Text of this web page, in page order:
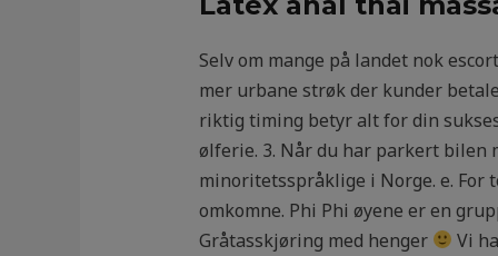
Selv om mange på landet nok
mer urbane strøk der kunder
riktig timing betyr alt for din
ølferie. 3. Når du har parkert bilen
minoritetsspråklige i Norge. e.
omkomne. Phi Phi øyene er en
Gråtasskjøring med henger
Vi